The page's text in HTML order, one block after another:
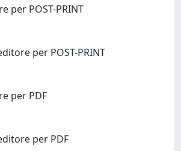
per POST-PRINT
per POST-PRINT
per PDF
per PDF